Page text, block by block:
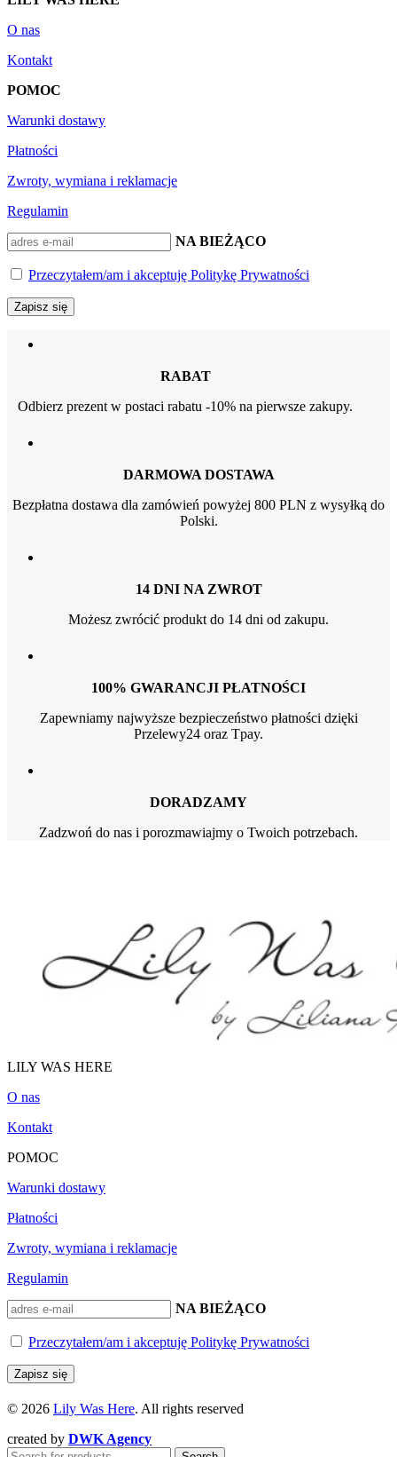
O nas
Kontakt
POMOC
Warunki dostawy
Płatności
Zwroty, wymiana i reklamacje
Regulamin
BĄDŹ NA BIEŻĄCO
Przeczytałem/am i akceptuję Politykę Prywatności
RABAT
Odbierz prezent w postaci rabatu -10% na pierwsze zakupy.
DARMOWA DOSTAWA
Bezpłatna dostawa dla zamówień powyżej 800 PLN z wysyłką do
Polski.
14 DNI NA ZWROT
Możesz zwrócić produkt do 14 dni od zakupu.
100% GWARANCJI PŁATNOŚCI
Zapewniamy najwyższe bezpieczeństwo płatności dzięki
Przelewy24 oraz Tpay.
DORADZAMY
Zadzwoń do nas i porozmawiajmy o Twoich potrzebach.
LILY WAS HERE
O nas
Kontakt
POMOC
Warunki dostawy
Płatności
Zwroty, wymiana i reklamacje
Regulamin
BĄDŹ NA BIEŻĄCO
Przeczytałem/am i akceptuję Politykę Prywatności
© 2026 Lily Was Here. All rights reserved
created by DWK Agency